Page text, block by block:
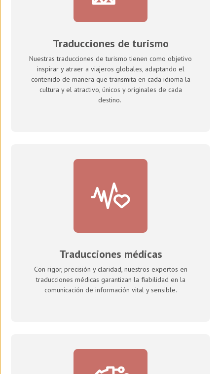
Traducciones de turismo
Nuestras traducciones de turismo tienen como objetivo
inspirar y atraer a viajeros globales, adaptando el
contenido de manera que transmita en cada idioma la
cultura y el atractivo, únicos y originales de cada
destino.
Traducciones médicas
Con rigor, precisión y claridad, nuestros expertos en
traducciones médicas garantizan la fiabilidad en la
comunicación de información vital y sensible.